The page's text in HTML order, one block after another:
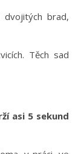
brad,
Těch sad
asi 5 sekund